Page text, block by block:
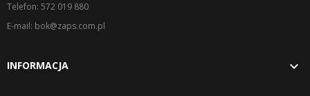
Telefon: 572 019 880
E-mail: bok@zaps.com.pl
INFORMACJA 